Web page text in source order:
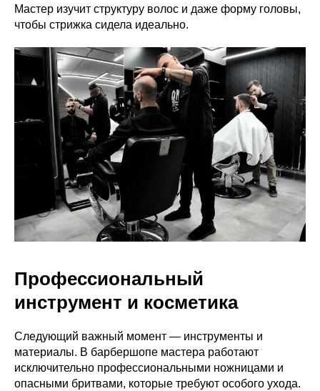
Мастер изучит структуру волос и даже форму головы,
чтобы стрижка сидела идеально.
Профессиональный
инструмент и косметика
Следующий важный момент — инструменты и
материалы. В барбершопе мастера работают
исключительно профессиональными ножницами и
опасными бритвами, которые требуют особого ухода.